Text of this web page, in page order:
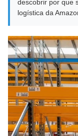
descobrir por que
logística da